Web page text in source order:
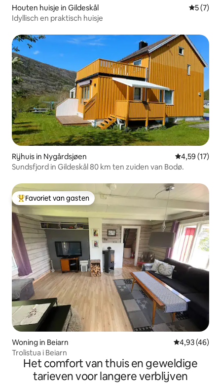
Houten huisje in Gildeskål
5 (7)
Idyllisch en praktisch huisje
Rijhuis in Nygårdsjøen Gemiddelde
4,59 (17)
Sundsfjord in Gildeskål 80 km ten zuiden van Bodø.
Topfavoriet van gasten
Favoriet van gasten
Woning in Beiarn Gemiddelde
4,93 (46)
Trolistua i Beiarn
Het comfort van thuis en geweldige
tarieven voor langere verblijven